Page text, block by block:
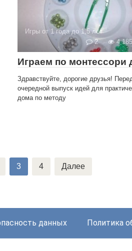
Игры от 1 года до 1,5 лет
2
4
Играем по монтессори
Здравствуйте, дорогие друзья!
очередной выпуск идей для
дома по методу
3 4 Далее
данных Политика